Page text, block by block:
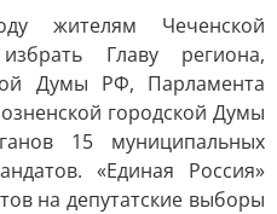
жителям Чеченской
Главу региона,
Думы РФ, Парламента
городской Думы
15 муниципальных
«Единая Россия»
на депутатские выборы